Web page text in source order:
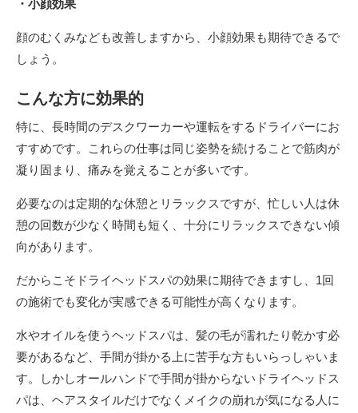
・小顔効果
顔のむくみなども改善しますから、小顔効果も期待できるで
しょう。
こんな方に効果的
特に、長時間のデスクワーカーや運転をするドライバーにお
すすめです。これらの仕事は同じ姿勢を続けることで筋肉が
凝り固まり、痛みを覚えることが多いです。
必要なのは定期的な休憩とリラックスですが、忙しい人は休
憩の回数が少なく時間も短く、十分にリラックスできない傾
向があります。
だからこそドライヘッドスパの効果に期待できますし、1回
の施術でも変化が実感できる可能性が高くなります。
水やオイルを使うヘッドスパは、髪の毛が濡れたり乾かす必
要があるなど、手間が掛かる上に苦手な方もいらっしゃいま
す。しかしオールハンドで手間が掛からないドライヘッドス
パは、ヘアスタイルだけでなくメイクの崩れが気になる人に